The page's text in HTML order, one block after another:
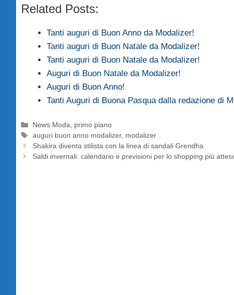
Related Posts:
Tanti auguri di Buon Anno da Modalizer!
Tanti auguri di Buon Natale da Modalizer!
Tanti auguri di Buon Natale da Modalizer!
Auguri di Buon Natale da Modalizer!
Auguri di Buon Anno!
Tanti Auguri di Buona Pasqua dalla redazione di
Categorie
News Moda
primo piano
Tag
auguri buon anno modalizer, modalizer
Shakira diventa stilista con la linea di sandali Grendha
Saldi invernali: calendario e previsioni per lo shopping più